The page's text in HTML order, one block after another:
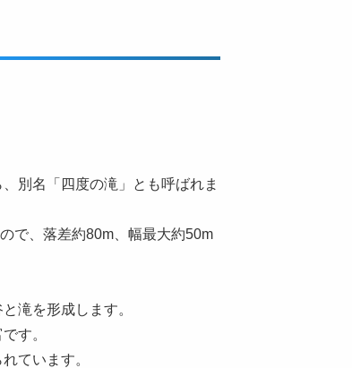
別名「四度の滝」とも呼ばれま
で、落差約80m、幅最大約50m
滝を形成します。
す。
ています。